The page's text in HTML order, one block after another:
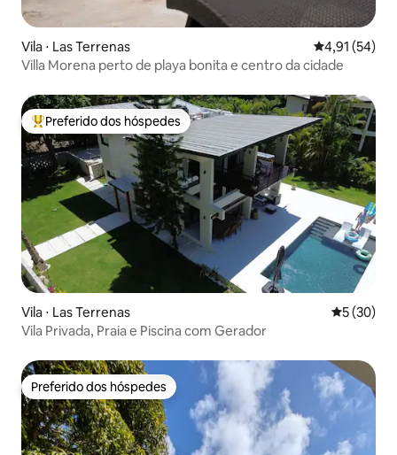
Vila ⋅ Las Terrenas 4,91 de uma
4,91 (54)
Villa Morena perto de playa bonita e centro da cidade
Entre os melhores preferidos dos hóspedes
Preferido dos hóspedes
Vila ⋅ Las Terrenas 5 de uma
5 (30)
Vila Privada, Praia e Piscina com Gerador
Preferido dos hóspedes
Preferido dos hóspedes